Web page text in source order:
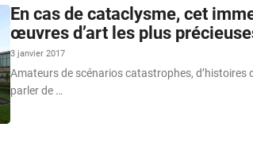
En cas de cataclysme, cet
œuvres d’art les plus
3 janvier 2017
Amateurs de scénarios catastrophes, d’histoires
parler de …